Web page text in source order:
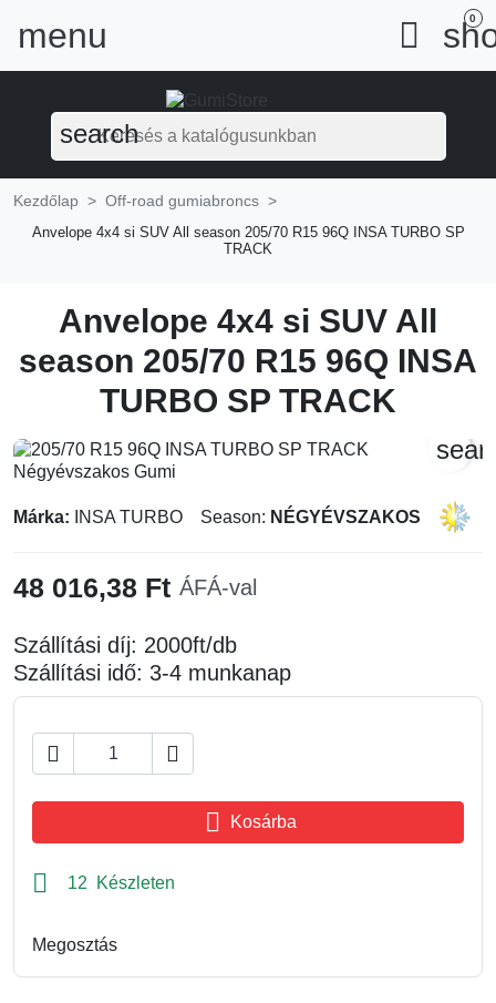
menu  0
search
Kezdőlap Off-road gumiabroncs
Anvelope 4x4 si SUV All season 205/70 R15 96Q INSA TURBO SP
TRACK
Anvelope 4x4 si SUV All
season 205/70 R15 96Q INSA
TURBO SP TRACK
Márka: INSA TURBO Season: NÉGYÉVSZAKOS
48 016,38 Ft ÁFÁ-val
Szállítási díj: 2000ft/db
Szállítási idő: 3-4 munkanap
 
 Kosárba
 12 Készleten
Megosztás